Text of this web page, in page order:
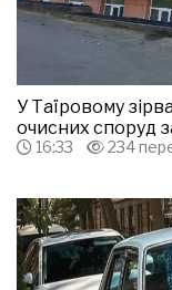
У Таїровому
очисних споруд
16:33 234